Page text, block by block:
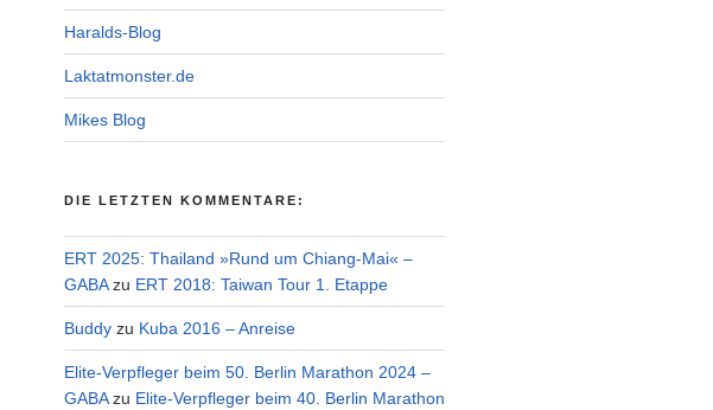
Haralds-Blog
Laktatmonster.de
Mikes Blog
DIE LETZTEN KOMMENTARE:
ERT 2025: Thailand »Rund um Chiang-Mai« –
GABAzu ERT 2018: Taiwan Tour 1. Etappe
Buddyzu Kuba 2016 – Anreise
Elite-Verpfleger beim 50. Berlin Marathon 2024 –
GABAzu Elite-Verpfleger beim 40. Berlin Marathon